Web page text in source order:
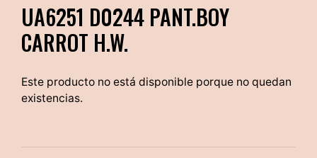
UA6251 D0244 PANT.BOY
CARROT H.W.
Este producto no está disponible porque no quedan
existencias.